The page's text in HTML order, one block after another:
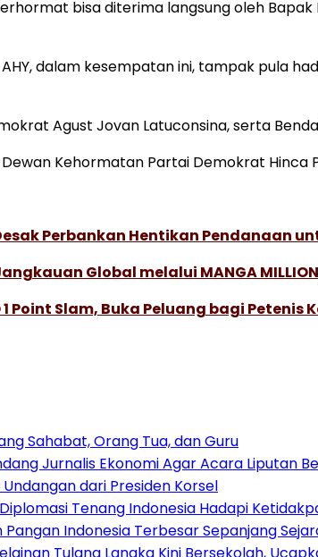
bisa diterima langsung oleh
dalam kesempatan ini, tampak pula
Agust Jovan Latuconsina, serta
Dewan Kehormatan Partai Demokrat
Perbankan Hentikan Pendanaan
Global melalui MANGA
1 Point Slam, Buka Peluang bagi
Sahabat, Orang Tua, dan Guru
Jurnalis Ekonomi Agar Acara Liputan
dari Presiden Korsel
Tenang Indonesia Hadapi
Indonesia Terbesar Sepanjang
Tulang Langka Kini Bersekolah,